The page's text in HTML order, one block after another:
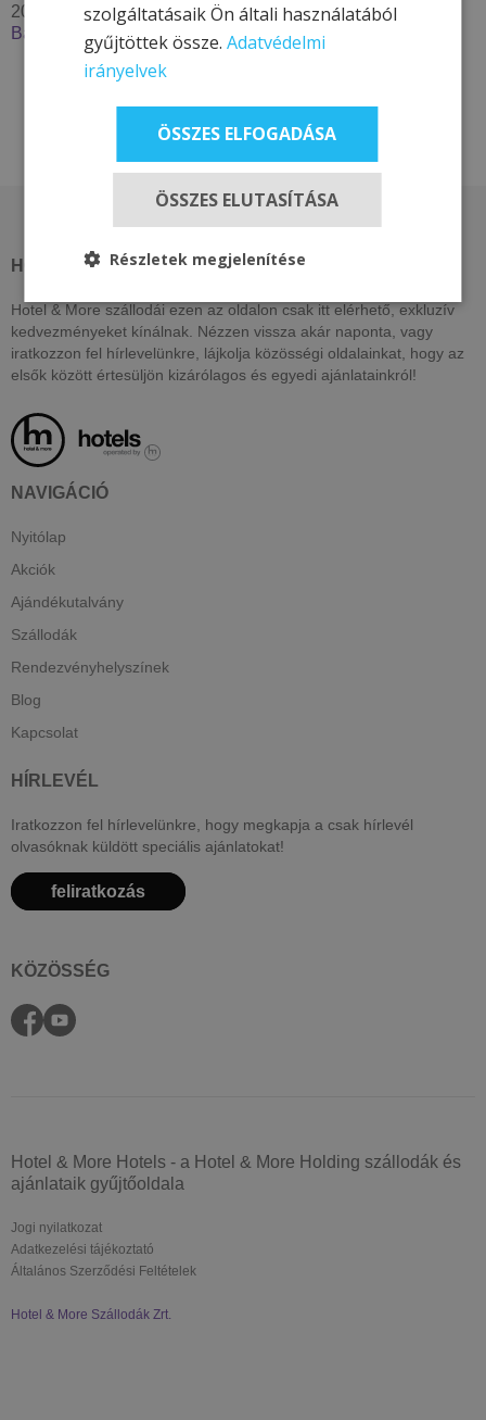
2025. szeptember 29.
Bakancslistás túrázóhelyek Magyarországon
HOTEL & MORE HOTELS
Hotel & More szállodái ezen az oldalon csak itt elérhető, exkluzív
kedvezményeket kínálnak. Nézzen vissza akár naponta, vagy
iratkozzon fel hírlevelünkre, lájkolja közösségi oldalainkat, hogy az
elsők között értesüljön kizárólagos és egyedi ajánlatainkról!
NAVIGÁCIÓ
Nyitólap
Akciók
Ajándékutalvány
Szállodák
Rendezvényhelyszínek
Blog
Kapcsolat
HÍRLEVÉL
Iratkozzon fel hírlevelünkre, hogy megkapja a csak hírlevél
olvasóknak küldött speciális ajánlatokat!
feliratkozás
KÖZÖSSÉG
Hotel & More Hotels - a Hotel & More Holding szállodák és
ajánlataik gyűjtőoldala
Jogi nyilatkozat
Adatkezelési tájékoztató
Általános Szerződési Feltételek
Hotel & More Szállodák Zrt.
szolgáltatásaik Ön általi használatából
gyűjtöttek össze.Adatvédelmi
irányelvek
ÖSSZES ELFOGADÁSA
ÖSSZES ELUTASÍTÁSA
Részletek megjelenítése